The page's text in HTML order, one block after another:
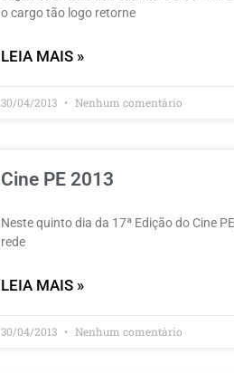
o cargo tão logo retorne
LEIA MAIS »
30/04/2013 Nenhum comentário
Cine PE 2013
Neste quinto dia da 17ª Edição do Cine
rede
LEIA MAIS »
30/04/2013 Nenhum comentário